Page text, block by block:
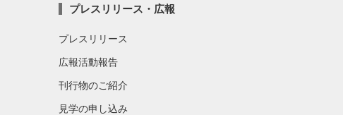
プレスリリース・広報
プレスリリース
広報活動報告
刊行物のご紹介
見学の申し込み